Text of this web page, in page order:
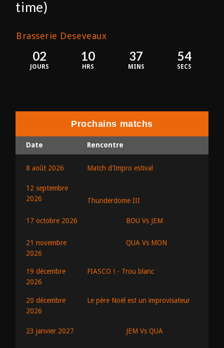
time)
Brasserie Deseveaux
02
JOURS
10
HRS
37
MINS
54
SECS
Prochains matchs
Date Rencontre
8 août 2026 Match d'Impro estival
12 septembre
2026
Thunderdome III
17 octobre 2026 BOU Vs JEM
21 novembre
2026
QUA Vs MON
19 décembre
2026
FIASCO ! - Trou blanc
20 décembre
2026
Le père Noël est un improvisateur
23 janvier 2027 JEM Vs QUA